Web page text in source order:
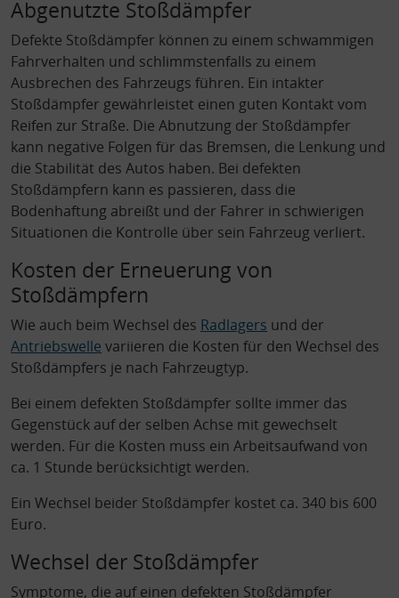
Abgenutzte Stoßdämpfer
Defekte Stoßdämpfer können zu einem schwammigen
Fahrverhalten und schlimmstenfalls zu einem
Ausbrechen des Fahrzeugs führen. Ein intakter
Stoßdämpfer gewährleistet einen guten Kontakt vom
Reifen zur Straße. Die Abnutzung der Stoßdämpfer
kann negative Folgen für das Bremsen, die Lenkung und
die Stabilität des Autos haben. Bei defekten
Stoßdämpfern kann es passieren, dass die
Bodenhaftung abreißt und der Fahrer in schwierigen
Situationen die Kontrolle über sein Fahrzeug verliert.
Kosten der Erneuerung von
Stoßdämpfern
Wie auch beim Wechsel des Radlagers und der
Antriebswelle variieren die Kosten für den Wechsel des
Stoßdämpfers je nach Fahrzeugtyp.
Bei einem defekten Stoßdämpfer sollte immer das
Gegenstück auf der selben Achse mit gewechselt
werden. Für die Kosten muss ein Arbeitsaufwand von
ca. 1 Stunde berücksichtigt werden.
Ein Wechsel beider Stoßdämpfer kostet ca. 340 bis 600
Euro.
Wechsel der Stoßdämpfer
Symptome, die auf einen defekten Stoßdämpfer